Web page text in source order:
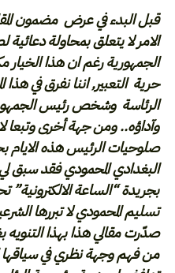
قبل البدء في عرض مضمون
الامر لا يتعلق بمحاولة
الجمهورية رغم ان هذا
حرية التعبير, اننا نفرق في
الرئاسة وشخص رئيس
وآداؤه.. ومن جهة أخرى وتبعا
صلوحيات الرئيس هذه الايام
البغدادي المحمودي فقد سبق
بجريدة “الساعة
تسليم المحمودي لا تبررها
صدّرت مقالي هذا بهذا التنويه
من فهم وجهة نظري في سياقها